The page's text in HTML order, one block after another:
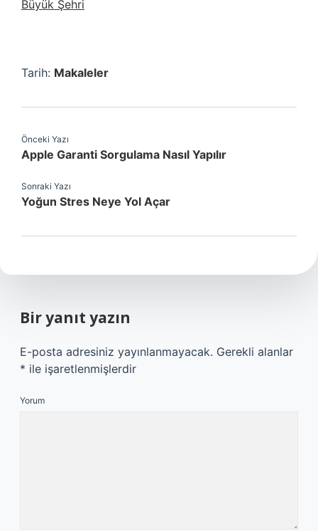
Büyük Şehri
Tarih: Makaleler
Önceki Yazı
Apple Garanti Sorgulama Nasıl Yapılır
Sonraki Yazı
Yoğun Stres Neye Yol Açar
Bir yanıt yazın
E-posta adresiniz yayınlanmayacak. Gerekli alanlar
* ile işaretlenmişlerdir
Yorum